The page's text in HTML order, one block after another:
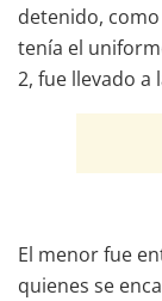
detenido,
tenía el
2, fue llevado a
El menor fue
quienes se